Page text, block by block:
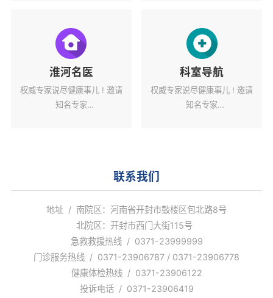
淮河名医
权威专家说尽健康事儿 ! 邀请
知名专家
科室导航
权威专家说尽健康事儿 ! 邀请
知名专家
联系我们
地址 / 南院区：河南省开封市鼓楼区包北路8号
北院区：开封市西门大街115号
急救救援热线 / 0371-23999999
门诊服务热线 / 0371-23906787 / 0371-23906778
健康体检热线 / 0371-23906122
投诉电话 / 0371-23906419